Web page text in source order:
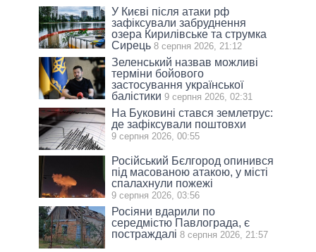
У Києві після атаки рф
зафіксували забруднення
озера Кирилівське та струмка
Сирець 8 серпня 2026, 21:12
Зеленський назвав можливі
терміни бойового
застосування української
балістики 9 серпня 2026, 02:31
На Буковині стався землетрус:
де зафіксували поштовхи
9 серпня 2026, 00:55
Російський Бєлгород опинився
під масованою атакою, у місті
спалахнули пожежі
9 серпня 2026, 03:56
Росіяни вдарили по
середмістю Павлограда, є
постраждалі 8 серпня 2026, 21:57